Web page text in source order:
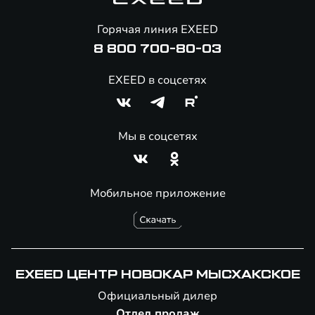
Мобильное приложение
Горячая линия EXEED
8 800 700-80-03
EXEED в соцсетях
Мы в соцсетях
EXEED ЦЕНТР НОВОКАР МЫСХАКСКОЕ
Официальный дилер